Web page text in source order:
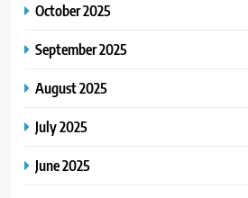
October 2025
September 2025
August 2025
July 2025
June 2025